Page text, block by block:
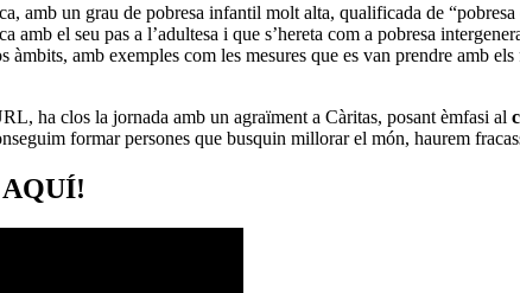
amb un grau de pobresa infantil molt alta, qualificada de
el seu pas a l’adultesa i que s’hereta com a pobresa
amb exemples com les mesures que es van prendre amb
ha clos la jornada amb un agraïment a Càritas, posant èmfasi al
formar persones que busquin millorar el món, haurem